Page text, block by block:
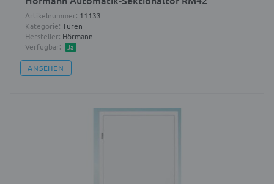
Artikelnummer: 11133
Kategorie: Türen
Hersteller: Hörmann
Verfügbar:
Ja
ANSEHEN